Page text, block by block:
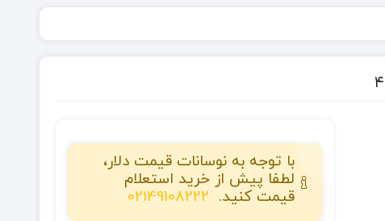
با توجه به نوسانات قیمت دلار،
لطفا پیش از خرید استعلام
قیمت کنید. 02149108222